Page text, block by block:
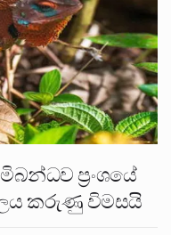
ප්‍රංශයේ
කරුණු විමසයි